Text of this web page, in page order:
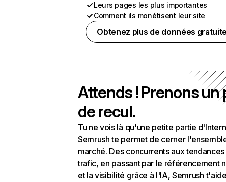
Leurs pages les plus importantes
Comment ils monétisent leur site
Obtenez plus de données
Attends ! Prenons un
de recul.
Tu ne vois là qu'une petite partie
Semrush te permet de cerner
marché. Des concurrents aux
trafic, en passant par le référencement
et la visibilité grâce à l'IA, Semrush